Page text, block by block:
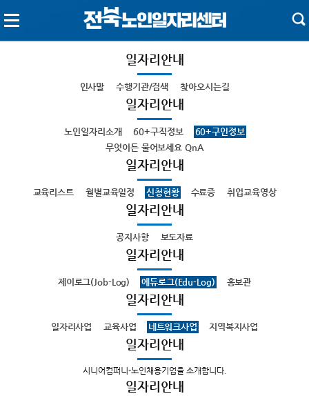
일자리안내
인사말 수행기관/검색 찾아오시는길
일자리안내
노인일자리소개 60+구직정보
60+구인정보
무엇이든 물어보세요 QnA
일자리안내
교육리스트 월별교육일정 신청현황 수료증 취업교육영상
일자리안내
공지사항 보도자료
일자리안내
제이로그(Job-Log) 에듀로그(Edu-Log) 홍보관
일자리안내
일자리사업 교육사업 네트워크사업 지역복지사업
일자리안내
시니어컴퍼니-노인채용기업을 소개합니다.
일자리안내